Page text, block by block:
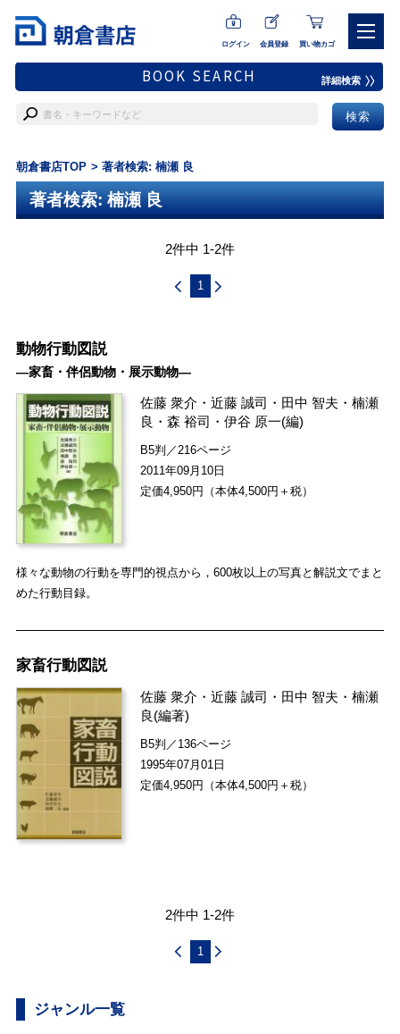
ログイン 会員登録 買い物カゴ
BOOK SEARCH 詳細検索
朝倉書店TOP 著者検索: 楠瀬 良
著者検索: 楠瀬 良
2件中 1-2件
1
動物行動図説
―家畜・伴侶動物・展示動物―
佐藤 衆介 ・近藤 誠司 ・ 田中 智夫 ・楠瀬
良 ・森 裕司 ・伊谷 原一(編)
B5判／216ページ
2011年09月10日
定価4,950円（本体4,500円＋税）
様々な動物の行動を専門的視点から，600枚以上の写真と解説文でまと
めた行動目録。
家畜行動図説
佐藤 衆介 ・近藤 誠司 ・ 田中 智夫 ・楠瀬
良(編著)
B5判／136ページ
1995年07月01日
定価4,950円（本体4,500円＋税）
2件中 1-2件
1
ジャンル一覧